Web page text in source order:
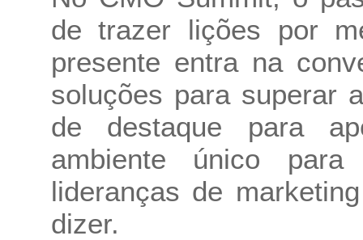
de trazer lições por
presente entra na
soluções para superar
de destaque para
ambiente único
lideranças de
dizer.